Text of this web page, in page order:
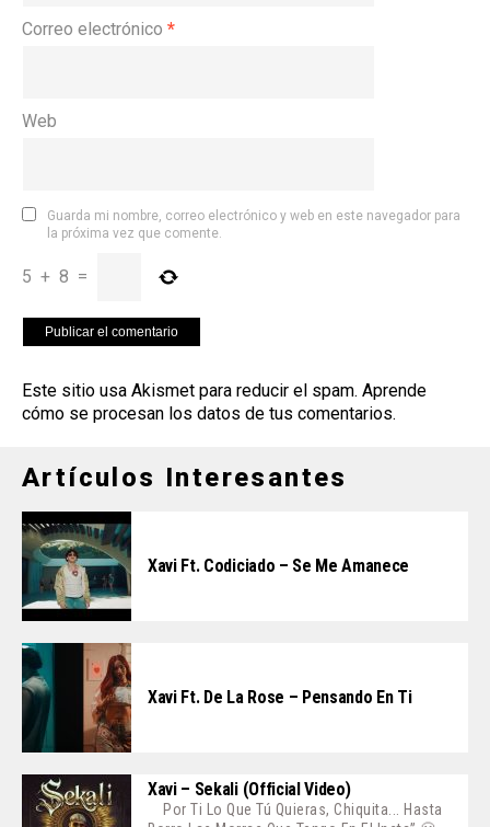
Correo electrónico *
Web
Guarda mi nombre, correo electrónico y web en este navegador para
la próxima vez que comente.
5 + 8 =
Este sitio usa Akismet para reducir el spam. Aprende
cómo se procesan los datos de tus comentarios.
Artículos Interesantes
Xavi Ft. Codiciado – Se Me Amanece
Xavi Ft. De La Rose – Pensando En Ti
Xavi – Sekali (Official Video)
Por Ti Lo Que Tú Quieras, Chiquita... Hasta